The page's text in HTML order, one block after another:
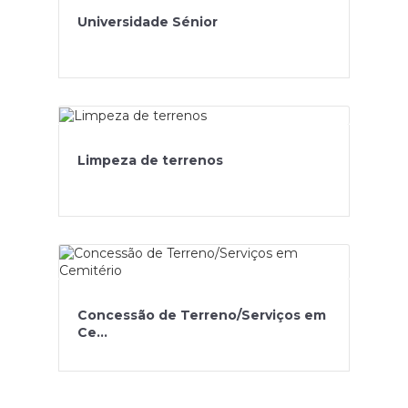
Universidade Sénior
Limpeza de terrenos
Concessão de Terreno/Serviços em
Ce...